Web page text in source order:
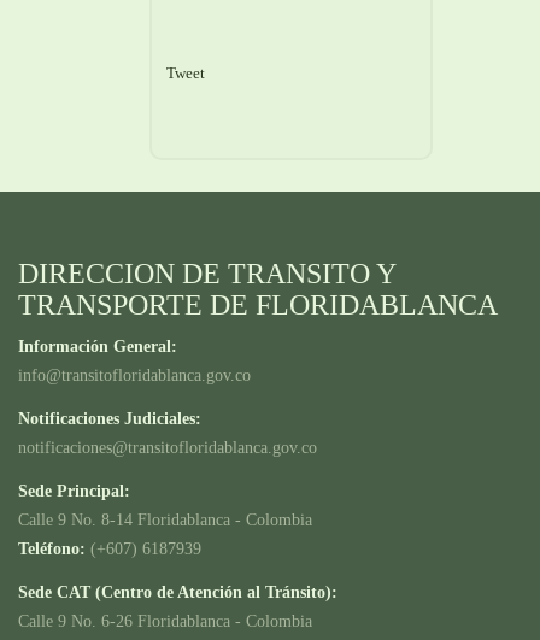
Tweet
DIRECCION DE TRANSITO Y
TRANSPORTE DE FLORIDABLANCA
Información General:
info@transitofloridablanca.gov.co
Notificaciones Judiciales:
notificaciones@transitofloridablanca.gov.co
Sede Principal:
Calle 9 No. 8-14 Floridablanca - Colombia
Teléfono: (+607) 6187939
Sede CAT (Centro de Atención al Tránsito):
Calle 9 No. 6-26 Floridablanca - Colombia